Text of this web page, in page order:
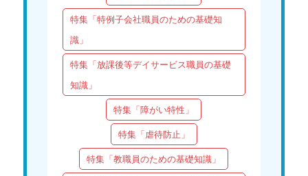
特集「特例子会社職員のための基礎知
識」
特集「放課後等デイサービス職員の基礎
知識」
特集「障がい特性」
特集「虐待防止」
特集「教職員のための基礎知識」